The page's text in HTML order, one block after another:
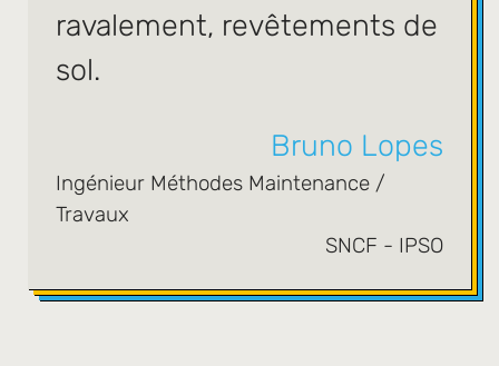
ravalement, revêtements de
sol.
Bruno Lopes
Ingénieur Méthodes Maintenance /
Travaux
SNCF - IPSO